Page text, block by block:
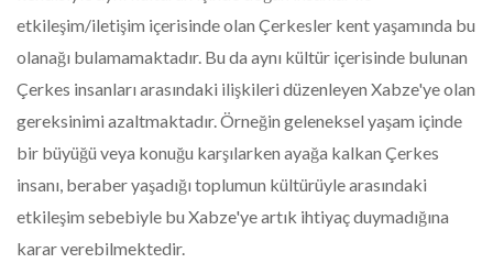
etkileşim/iletişim içerisinde olan Çerkesler kent yaşamında bu
olanağı bulamamaktadır. Bu da aynı kültür içerisinde bulunan
Çerkes insanları arasındaki ilişkileri düzenleyen Xabze'ye olan
gereksinimi azaltmaktadır. Örneğin geleneksel yaşam içinde
bir büyüğü veya konuğu karşılarken ayağa kalkan Çerkes
insanı, beraber yaşadığı toplumun kültürüyle arasındaki
etkileşim sebebiyle bu Xabze'ye artık ihtiyaç duymadığına
karar verebilmektedir.